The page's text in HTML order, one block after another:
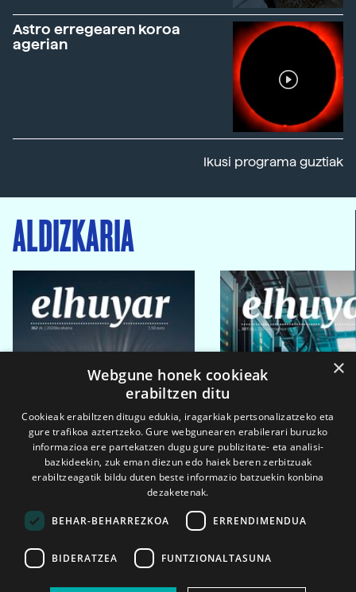
Astro erregearen koroa
agerian
Ikusi programa guztiak
ALDIZKARIA
2026ko eka. 1a 2026ko mar. 1a
×
Webgune honek cookieak
erabiltzen ditu
Cookieak erabiltzen ditugu edukia, iragarkiak pertsonalizatzeko eta
gure trafikoa aztertzeko. Gure webgunearen erabilerari buruzko
informazioa ere partekatzen dugu gure publizitate- eta analisi-
bazkideekin, zuk eman diezun edo haiek beren zerbitzuak
erabiltzeagatik bildu duten beste informazio batzuekin konbina
dezaketenak.
BEHAR-BEHARREZKOA ERRENDIMENDUA
BIDERATZEA FUNTZIONALTASUNA